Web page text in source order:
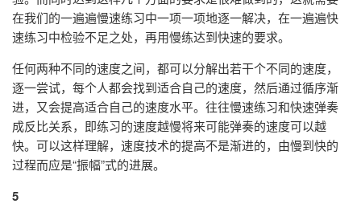
在我们的一遍遍慢速练习中一项一项地逐一解决，在一遍遍快
速练习中检验不足之处，再用慢练达到快速的要求。
任何两种不同的速度之间，都可以分解出若干个不同的速度，
逐一尝试，每个人都会找到适合自己的速度，然后通过循序渐
进，又会提高适合自己的速度水平。往往慢速练习和快速弹奏
成反比关系，即练习的速度越慢将来可能弹奏的速度可以越
快。可以这样理解，速度技术的提高不是渐进的，由慢到快的
过程而应是“振幅”式的进展。
5